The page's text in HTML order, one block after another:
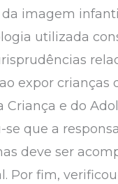
imagem
utilizada
expor crianças
Criança e do
se que a
deve ser
Por fim,